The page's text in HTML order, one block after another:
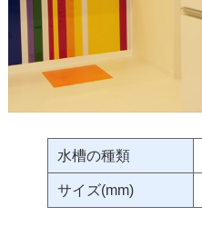
水槽の種類
サイズ(mm)